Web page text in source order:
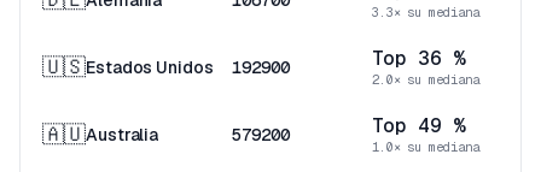
3.3× su mediana
🇺🇸Estados Unidos 192900 Top 36 %
2.0× su mediana
🇦🇺Australia 579200 Top 49 %
1.0× su mediana